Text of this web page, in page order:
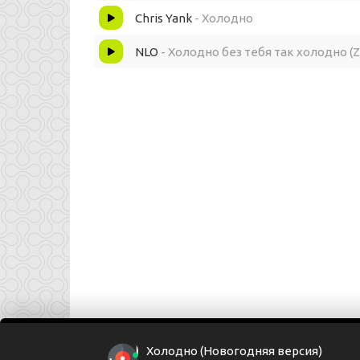
Chris Yank - Холодно
NLO - Холодно без тебя так холодно
Холодно (Новогодняя версия)